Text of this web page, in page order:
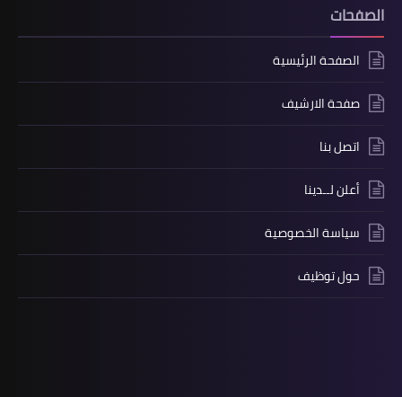
الصفحات
الصفحة الرئيسية
صفحة الارشيف
اتصل بنا
أعلن لــدينا
سياسة الخصوصية
حول توظيف